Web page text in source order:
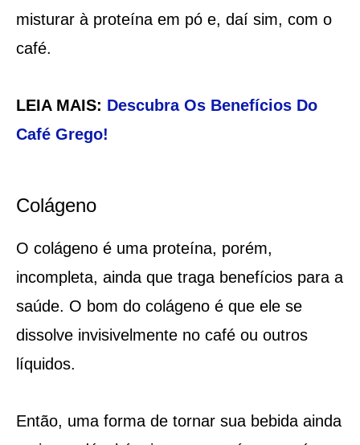
misturar à proteína em pó e, daí sim, com o
café.
LEIA MAIS: Descubra Os Benefícios Do
Café Grego!
Colágeno
O colágeno é uma proteína, porém,
incompleta, ainda que traga benefícios para a
saúde. O bom do colágeno é que ele se
dissolve invisivelmente no café ou outros
líquidos.
Então, uma forma de tornar sua bebida ainda